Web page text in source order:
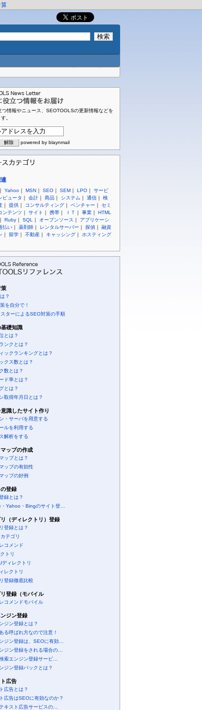
つ情報やニュース、SEOTOOLSの更新情報などを
。
powered by blaynmail
｜ Yahoo ｜ MSN ｜ SEO ｜ SEM ｜ LPO ｜ サービ
ピュータ ｜ 会計 ｜ 商品 ｜ システム ｜ 通信 ｜ 検
｜ 提供 ｜ コンサルティング ｜ ベンチャー ｜ セミ
ンテンツ ｜ サイト ｜ 携帯 ｜ ＩＴ ｜ 事業 ｜ HTML
｜ Ruby ｜ SQL ｜ オープンソース ｜ アプリケーシ
払い ｜ 薬剤師 ｜ レンタルサーバー ｜ 探偵 ｜ 融資
｜ 留学 ｜ 不動産 ｜ キャッシング ｜ ホスティング
策
？
を自分で！
ターによるSEO対策の手順
礎知識
とは？
ンクとは？
ックランキングとは？
クス数とは？
数とは？
ド率とは？
とは？
取得年月日とは？
識したサイト作り
・サーバを用意する
ルを利用する
解析をする
ップの作成
ップとは？
ップの有効性
ップの好例
登録
録とは？
Yahoo・Bingのサイト登…
（ディレクトリ）登録
登録とは？
テゴリ
コメンド
トリ
ディレクトリ
レクトリ
登録徹底比較
登録（モバイル
コメンドモバイル
ジン登録
ジン登録とは？
る呼ばれ方なので注意！
ジン登録は、SEOに有効…
ジン登録をされる場合の…
索エンジン登録サービ…
ジン登録パックとは？
広告
広告とは？
広告はSEOに有効なのか？
キスト広告サービスの…